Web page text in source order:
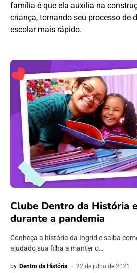
família é que ela auxilia na
criança, tornando seu processo de
escolar mais rápido.
Clube Dentro da História
durante a pandemia
Conheça a história da Ingrid e saiba
ajudado sua filha a manter o…
by Dentro da História 22 de julho de 2021